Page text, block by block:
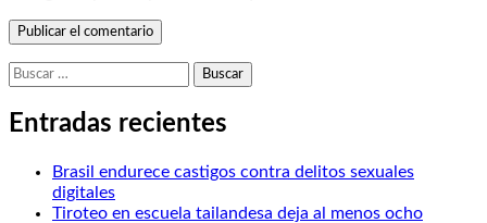
Buscar:
Entradas recientes
Brasil endurece castigos contra delitos sexuales
digitales
Tiroteo en escuela tailandesa deja al menos ocho